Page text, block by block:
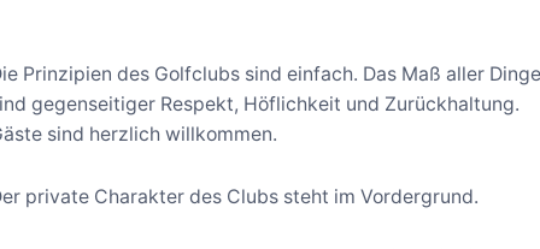
Prinzipien des Golfclubs sind einfach. Das Maß aller
gegenseitiger Respekt, Höflichkeit und Zurückhaltung.
sind herzlich willkommen.
private Charakter des Clubs steht im Vordergrund.